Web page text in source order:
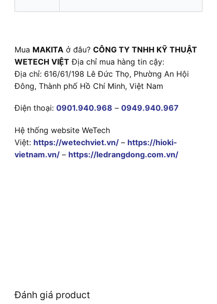
Mua MAKITA ở đâu? CÔNG TY TNHH KỸ THUẬT
WETECH VIỆT Địa chỉ mua hàng tin cậy:
Địa chỉ: 616/61/198 Lê Đức Thọ, Phường An Hội
Đông, Thành phố Hồ Chí Minh, Việt Nam
Điện thoại: 0901.940.968 – 0949.940.967
Hệ thống website WeTech
Việt: https://wetechviet.vn/ – https://hioki-
vietnam.vn/ – https://ledrangdong.com.vn/
Đánh giá product